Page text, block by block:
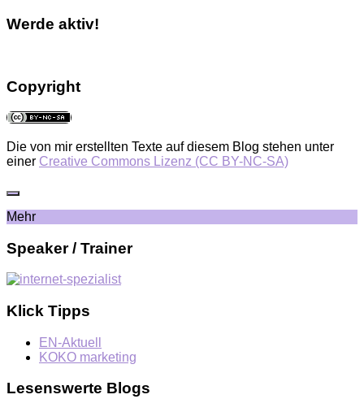
Werde aktiv!
Copyright
Die von mir erstellten Texte auf diesem Blog stehen unter
einer Creative Commons Lizenz (CC BY-NC-SA)
Mehr
Speaker / Trainer
Klick Tipps
EN-Aktuell
KOKO marketing
Lesenswerte Blogs